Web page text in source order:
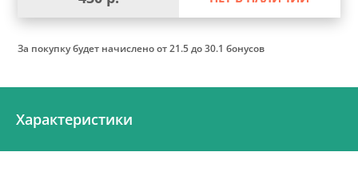
За покупку будет начисленоот 21.5 до 30.1 бонусов
Характеристики